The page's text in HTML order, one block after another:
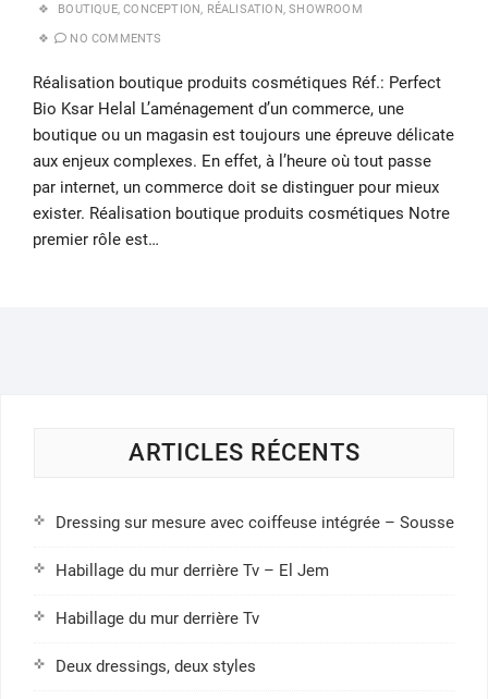
BOUTIQUE,CONCEPTION, RÉALISATION,SHOWROOM
NO COMMENTS
Réalisation boutique produits cosmétiques Réf.: Perfect
Bio Ksar Helal L’aménagement d’un commerce, une
boutique ou un magasin est toujours une épreuve délicate
aux enjeux complexes. En effet, à l’heure où tout passe
par internet, un commerce doit se distinguer pour mieux
exister. Réalisation boutique produits cosmétiques Notre
premier rôle est…
ARTICLES RÉCENTS
Dressing sur mesure avec coiffeuse intégrée – Sousse
Habillage du mur derrière Tv – El Jem
Habillage du mur derrière Tv
Deux dressings, deux styles